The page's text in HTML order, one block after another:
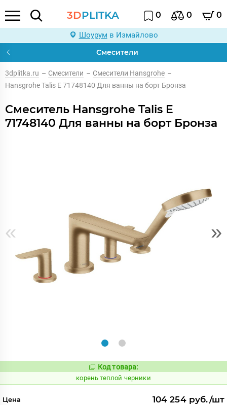
3DPLITKA 0 0 0
Шоурум в Измайлово
Смесители
3dplitka.ru – Смесители – Смесители Hansgrohe –
Hansgrohe Talis E 71748140 Для ванны на борт Бронза
Смеситель Hansgrohe Talis E
71748140 Для ванны на борт Бронза
« »
Код:
793869
Код товара:
корень теплой черники
Цена 104 254 руб./шт